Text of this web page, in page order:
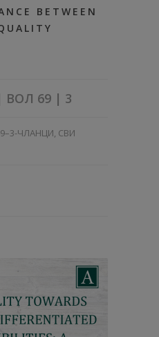
BETWEEN
ВОЛ 69 | 3
ЧЛАНЦИ, СВИ